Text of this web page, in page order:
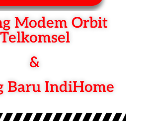
Modem Orbit
Telkomsel
&
Baru IndiHome